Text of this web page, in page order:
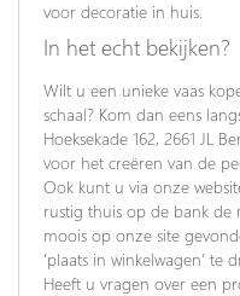
voor decoratie in huis.
In het echt bekijken?
Wilt u een unieke vaas
schaal? Kom dan eens
Hoeksekade 162, 2661 JL
voor het creëren van de
Ook kunt u via onze
rustig thuis op de bank de
moois op onze site
‘plaats in winkelwagen’ te
Heeft u vragen over een